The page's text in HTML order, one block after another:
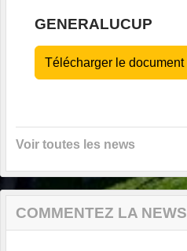
GENERALUCUP
Télécharger le document
Voir toutes les news
COMMENTEZ LA NEWS